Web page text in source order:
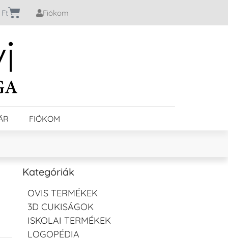
Ft Fiókom
FIÓKOM
Kategóriák
OVIS TERMÉKEK
3D CUKISÁGOK
ISKOLAI TERMÉKEK
LOGOPÉDIA